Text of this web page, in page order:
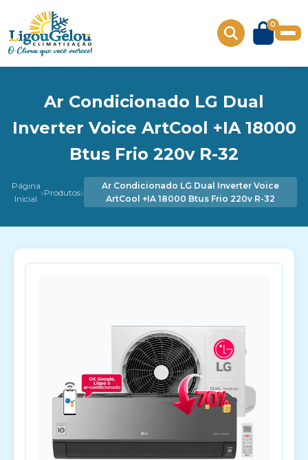
0
Ar Condicionado LG Dual
Inverter Voice ArtCool +IA 18000
Btus Frio 220v R-32
Página
Inicial ›Produtos›
Ar Condicionado LG Dual Inverter Voice
ArtCool +IA 18000 Btus Frio 220v R-32